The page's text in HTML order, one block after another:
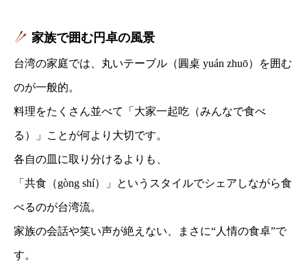
家族で囲む円卓の風景
台湾の家庭では、丸いテーブル（圓桌 yuán zhuō）を囲む
のが一般的。
料理をたくさん並べて「大家一起吃（みんなで食べ
る）」ことが何より大切です。
各自の皿に取り分けるよりも、
「共食（gòng shí）」というスタイルでシェアしながら食
べるのが台湾流。
家族の会話や笑い声が絶えない、まさに“人情の食卓”で
す。